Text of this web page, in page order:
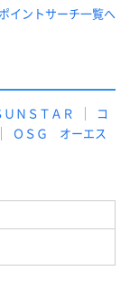
イントサーチ一覧へ
ＮＳＴＡＲ
コ
ＯＳＧ オーエス